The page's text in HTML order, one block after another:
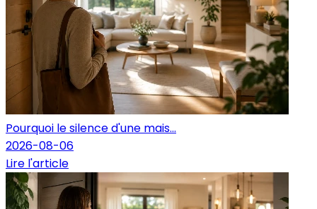
Pourquoi le silence d'une mais...
2026-08-06
Lire l'article